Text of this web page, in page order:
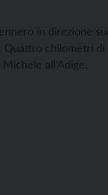
in direzione
Quattro chilometri
all’Adige.